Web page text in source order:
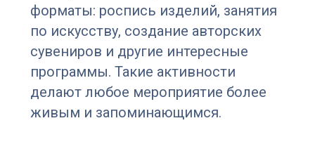
форматы: роспись изделий, занятия
по искусству, создание авторских
сувениров и другие интересные
программы. Такие активности
делают любое мероприятие более
живым и запоминающимся.